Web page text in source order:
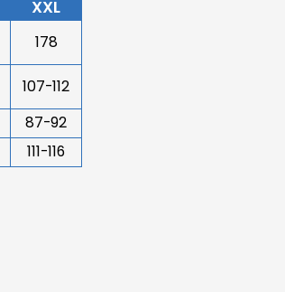
XXL
178
107-112
87-92
111-116